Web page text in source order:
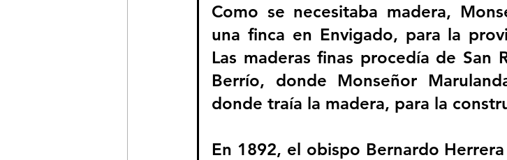
Como se necesitaba madera,
una finca en Envigado, para la
Las maderas finas procedía de San
Berrío, donde Monseñor
donde traía la madera, para la
En 1892, el obispo Bernardo